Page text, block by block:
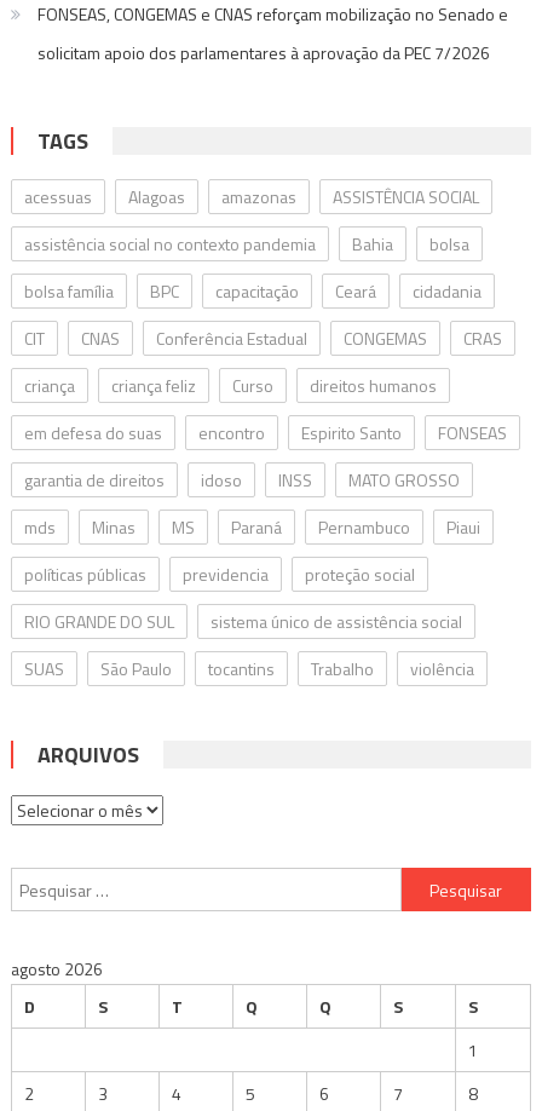
FONSEAS, CONGEMAS e CNAS reforçam mobilização no Senado e
solicitam apoio dos parlamentares à aprovação da PEC 7/2026
TAGS
acessuas Alagoas amazonas
ASSISTÊNCIA SOCIAL
assistência social no contexto pandemia
Bahia
bolsa
bolsa família
BPC capacitação Ceará
cidadania
CIT
CNAS Conferência Estadual CONGEMAS
CRAS
criança
criança feliz Curso
direitos humanos
em defesa do suas
encontro Espirito Santo
FONSEAS
garantia de direitos
idoso INSS
MATO GROSSO
mds
Minas MS Paraná Pernambuco
Piaui
políticas públicas
previdencia
proteção social
RIO GRANDE DO SUL
sistema único de assistência social
SUAS
São Paulo tocantins Trabalho violência
ARQUIVOS
Arquivos
Pesquisar
por:
agosto 2026
D
S T Q Q S
S
1
2
3 4 5 6 7 8